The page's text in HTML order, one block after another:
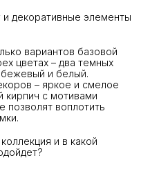
декоративные элементы
вариантов базовой
цветах – два темных
бежевый и белый.
– яркое и смелое
кирпич с мотивами
позволят воплотить
и в какой